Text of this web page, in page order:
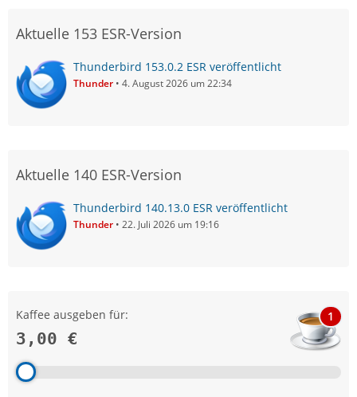
Aktuelle 153 ESR-Version
Thunderbird 153.0.2 ESR veröffentlicht
Thunder 4. August 2026 um 22:34
Aktuelle 140 ESR-Version
Thunderbird 140.13.0 ESR veröffentlicht
Thunder 22. Juli 2026 um 19:16
Kaffee ausgeben für:
3,00 €
1